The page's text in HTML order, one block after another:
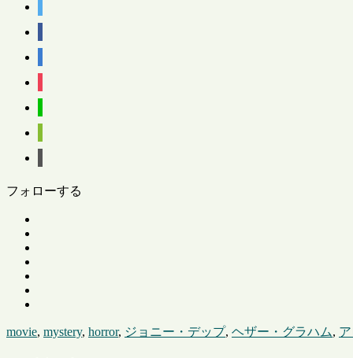
フォローする
movie, mystery, horror, ジョニー・デップ, ヘザー・グラハム,